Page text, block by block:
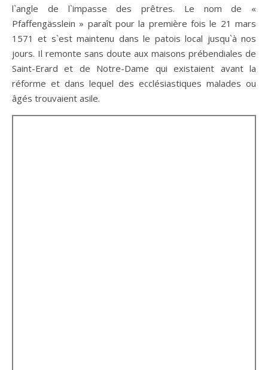
l`angle de l`impasse des prêtres. Le nom de «
Pfaffengässlein » paraît pour la première fois le 21 mars
1571 et s`est maintenu dans le patois local jusqu`à nos
jours. Il remonte sans doute aux maisons prébendiales de
Saint-Erard et de Notre-Dame qui existaient avant la
réforme et dans lequel des ecclésiastiques malades ou
âgés trouvaient asile.